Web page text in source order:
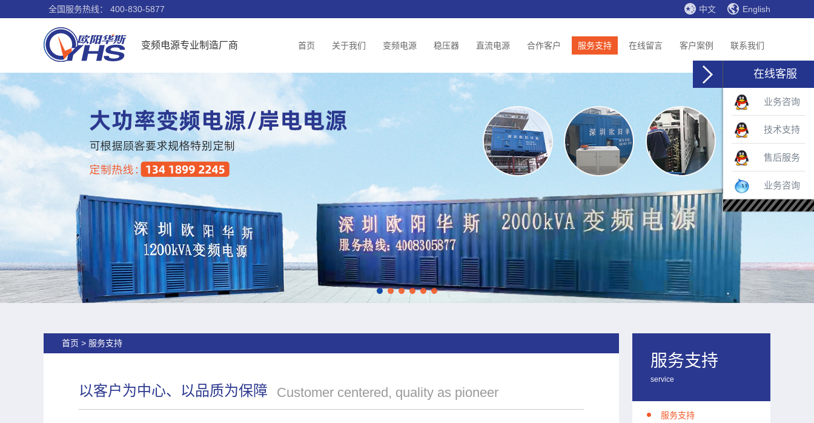
全国服务热线： 400-830-5877 中文 English
变频电源专业制造厂商 首页 关于我们 变频电源 稳压器 直流电源 合作客户 服务支持 在线留言 客户案例 联系我们
服务支持
service
服务支持
三相250KVA变频电源
首页 > 服务支持
以客户为中心、以品质为保障 Customer centered, quality as pioneer
在线客服
业务咨询
技术支持
售后服务
业务咨询